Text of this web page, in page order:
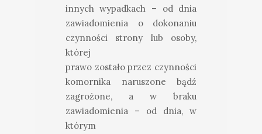
innych wypadkach – od dnia
zawiadomienia o dokonaniu
czynności strony lub osoby,
której
prawo zostało przez czynności
komornika naruszone bądź
zagrożone, a w braku
zawiadomienia – od dnia, w
którym